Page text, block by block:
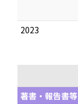
2023
著書・報告書等